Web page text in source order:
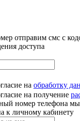
отправим смс с
доступа
на обработку
на получение
номер телефона
к личному кабинету